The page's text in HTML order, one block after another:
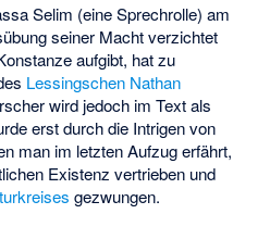
Selim (eine Sprechrolle) am
seiner Macht verzichtet
aufgibt, hat zu
Lessingschen Nathan
wird jedoch im Text als
erst durch die Intrigen von
man im letzten Aufzug erfährt,
Existenz vertrieben und
gezwungen.